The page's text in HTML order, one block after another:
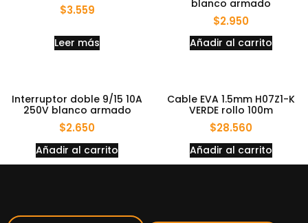
$3.559
Leer más
blanco armado
$2.950
Añadir al carrito
Interruptor doble 9/15 10A
250V blanco armado
$2.650
Añadir al carrito
Cable EVA 1.5mm H07Z1-K
VERDE rollo 100m
$28.560
Añadir al carrito